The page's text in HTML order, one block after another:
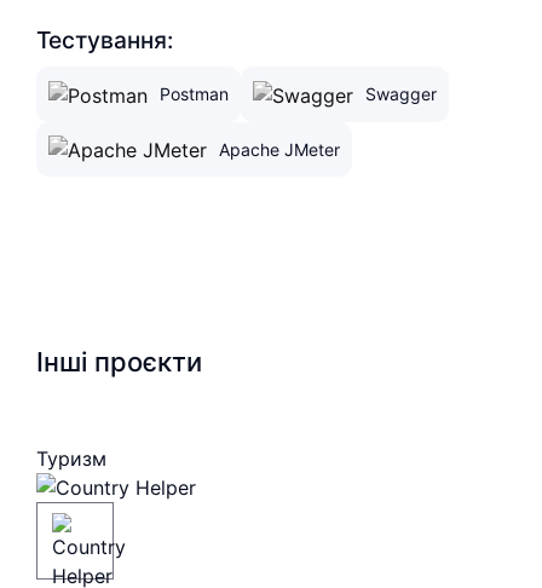
Тестування:
Postman Swagger
Apache JMeter
Інші проєкти
Туризм